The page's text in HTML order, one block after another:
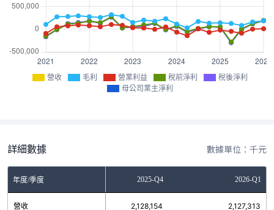
營收 毛利 營業利益 稅前淨利
稅後淨利
母公司業主淨利
詳細數據 數據單位：千元
年度/季度2025-Q3 2025-Q4 2026-Q1
營收 2,128,154 2,127,313